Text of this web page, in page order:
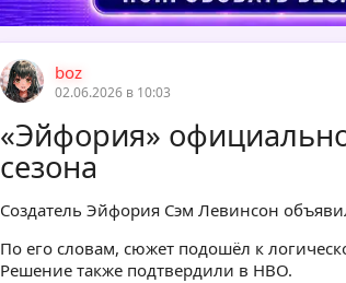
boz
02.06.2026 в 10:03
«Эйфория»
сезона
Создатель Эйфория Сэм Левинсон
По его словам, сюжет подошёл к
Решение также подтвердили в HBO.